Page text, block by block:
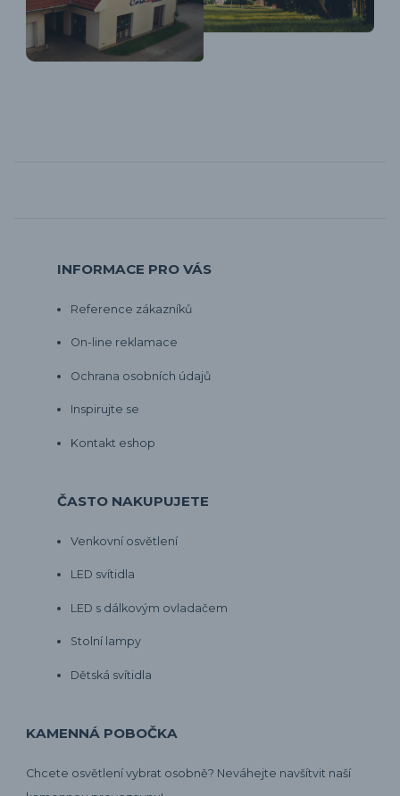
INFORMACE PRO VÁS
Reference zákazníků
On-line reklamace
Ochrana osobních údajů
Inspirujte se
Kontakt eshop
ČASTO NAKUPUJETE
Venkovní osvětlení
LED svítidla
LED s dálkovým ovladačem
Stolní lampy
Dětská svítidla
KAMENNÁ POBOČKA
Chcete osvětlení vybrat osobně? Neváhejte navšítvit naší